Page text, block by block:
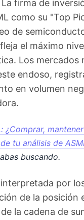
firma de
como su "Top
de
el máximo
Los mercados
endoso,
en volumen
¿Comprar,
tu análisis de
buscando.
por
de la posición
la cadena de